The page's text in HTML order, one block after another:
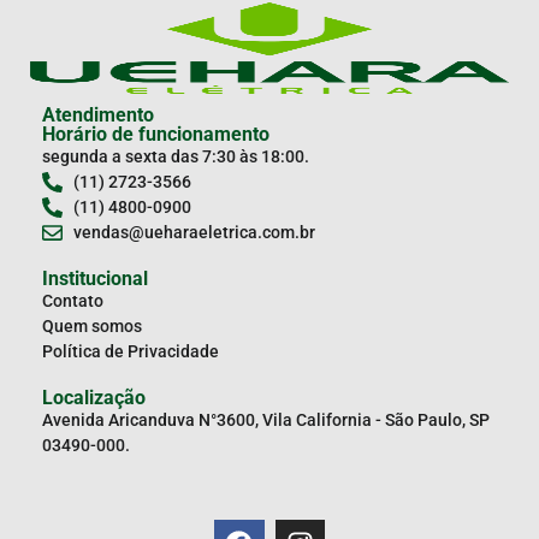
Atendimento
Horário de funcionamento
segunda a sexta das 7:30 às 18:00.
(11) 2723-3566
(11) 4800-0900
vendas@ueharaeletrica.com.br
Institucional
Contato
Quem somos
Política de Privacidade
Localização
Avenida Aricanduva N°3600, Vila California - São Paulo, SP
03490-000.